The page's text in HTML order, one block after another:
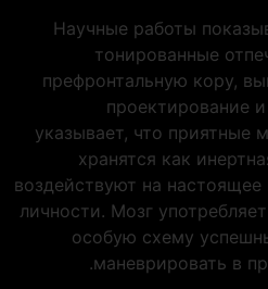
Научные работы
тонированные
префронтальную кору,
проектирование
указывает, что приятные
хранятся как
воздействуют на
личности. Мозг
особую схему
маневрировать в